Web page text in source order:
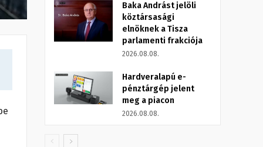
Baka Andrást jelöli
köztársasági
elnöknek a Tisza
parlamenti frakciója
2026.08.08.
Hardveralapú e-
pénztárgép jelent
meg a piacon
2026.08.08.